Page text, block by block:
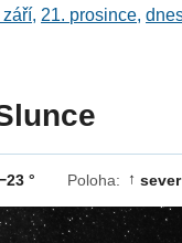
září, 21. prosince,
° Poloha: ↓ sever